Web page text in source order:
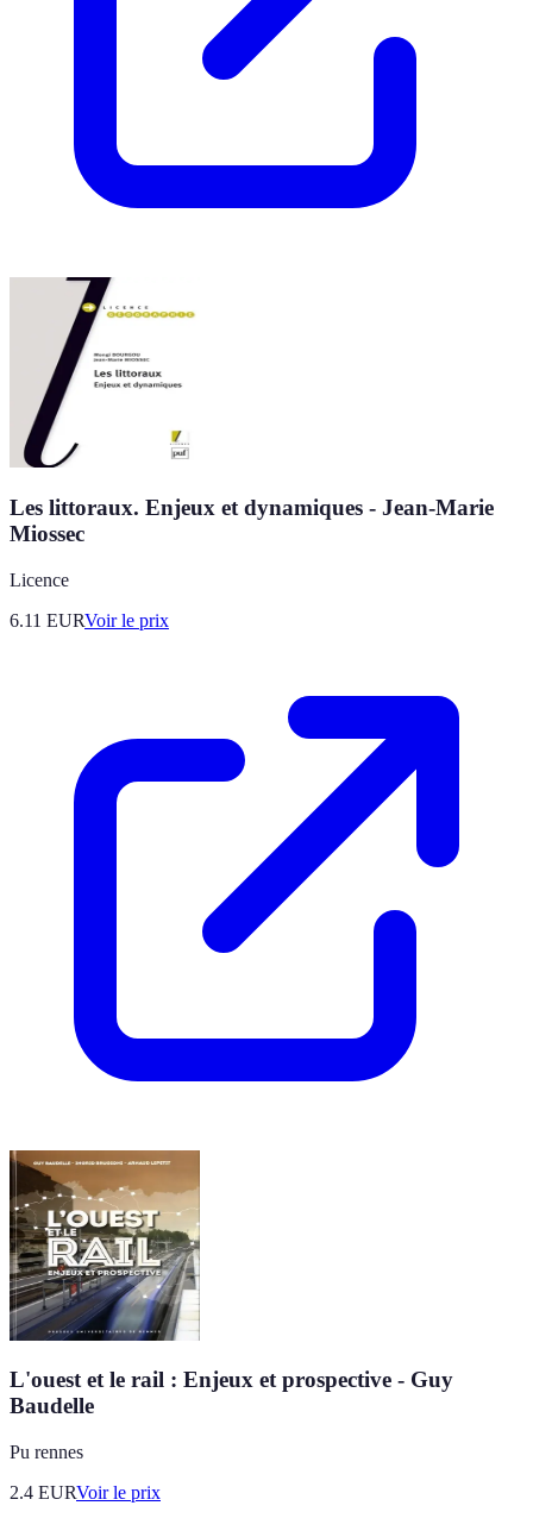
Les littoraux. Enjeux et dynamiques - Jean-Marie
Miossec
Licence
6.11 EURVoir le prix
L'ouest et le rail : Enjeux et prospective - Guy
Baudelle
Pu rennes
2.4 EURVoir le prix